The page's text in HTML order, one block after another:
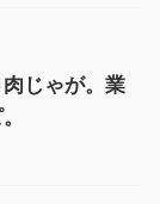
肉じゃが。業